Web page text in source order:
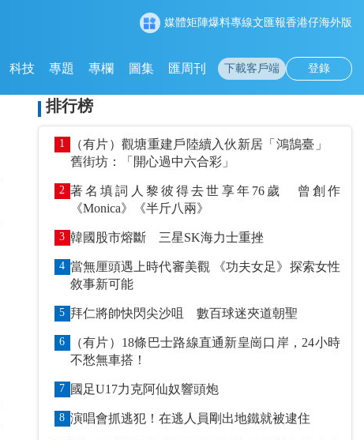
媒體矩陣爆料專線文匯報香港仔海外版
科技 專題 專欄 圖集 匯周刊 下載客戶端 登錄
排行榜
1
（有片）觀塘重建戶陸續入伙新居「鴻鵠臺」
舊街坊：「開心過中六合彩」
2 著名填詞人黎彼得去世享年76歲 曾創作
《Monica》《半斤八兩》
3 韓國股市熔斷 三星SK海力士重挫
4 當無厘頭遇上時代審美觀 《功夫女足》探索女性
敘事新可能
5 拜仁將帥快閃尖沙咀 數百球迷夾道朝聖
6
（有片）18條巴士路線直通新皇崗口岸，24小時
不愁無車搭！
7 國足U17力克阿仙奴響頭炮
8 演唱會抓逃犯！在逃人員剛出地鐵就被逮住